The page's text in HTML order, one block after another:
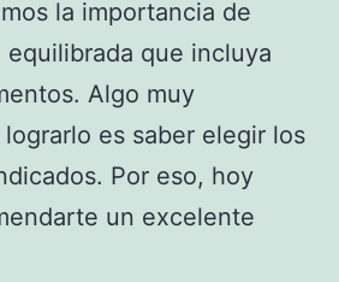
la importancia de
que incluya
Algo muy
es saber elegir los
Por eso, hoy
un excelente